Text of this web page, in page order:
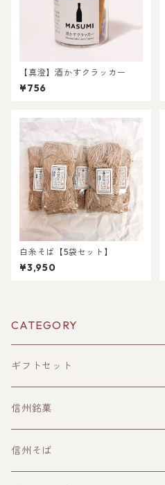
【真澄】酒かすクラッカー
¥756
白糸そば【5袋セット】
¥3,950
CATEGORY
ギフトセット
信州銘菓
洋菓子
信州そば